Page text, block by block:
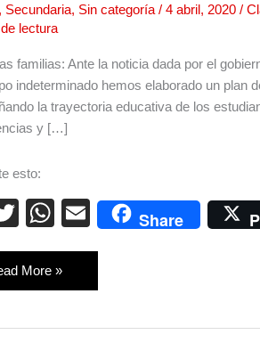
, Secundaria, Sin categoría / 4 abril, 2020 /
lectura
familias: Ante la noticia dada por el
indeterminado hemos elaborado un plan
la trayectoria educativa de los
y […]
esto:
T
tt
er
W
at
s
A
E
Share
More »